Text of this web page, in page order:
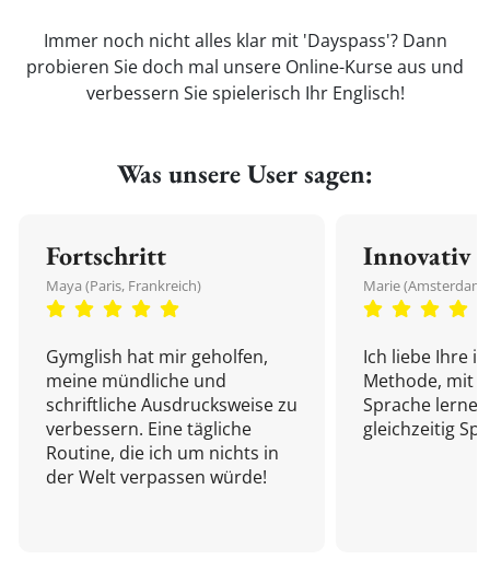
Immer noch nicht alles klar mit 'Dayspass'? Dann
probieren Sie doch mal unsere Online-Kurse aus und
verbessern Sie spielerisch Ihr Englisch!
Was unsere User sagen:
Fortschritt
Maya (Paris, Frankreich)
Gymglish hat mir geholfen,
meine mündliche und
schriftliche Ausdrucksweise zu
verbessern. Eine tägliche
Routine, die ich um nichts in
der Welt verpassen würde!
Innovativ
Marie
Ich liebe Ihre
Methode, mit
Sprache
gleichzeitig